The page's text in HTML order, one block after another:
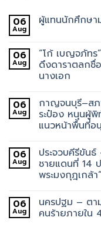
06
Aug
ผู้แทนนักศึกษา
06
Aug
“โก้ เบญจภัทร
ดึงดาราตลกชื่
นางเอก
06
Aug
กาญจนบุรี–สภ
ระป๋อง หนุนผู้พิ
แนวหน้าพื้นที่อ
06
Aug
ประจวบคีรีขัน
ชายแดนที่ 14
พระมงกุฎเกล้
06
Aug
นครปฐม – ตา
คนร้ายภายใน